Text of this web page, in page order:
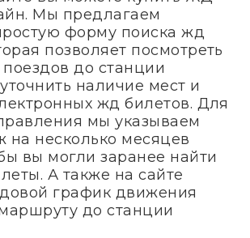
Мы предлагаем
форму поиска жд
позволяет посмотреть
до станции
наличие мест и
жд билетов. Для
мы указываем
на несколько месяцев
вы могли заранее найти
А также на сайте
график движения
до станции